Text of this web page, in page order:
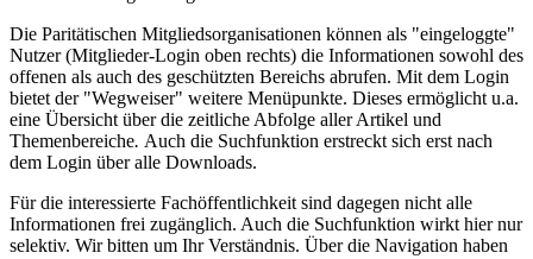
Die Paritätischen Mitgliedsorganisationen können als "eingeloggte"
Nutzer (Mitglieder-Login oben rechts) die Informationen sowohl des
offenen als auch des geschützten Bereichs abrufen. Mit dem Login
bietet der "Wegweiser" weitere Menüpunkte. Dieses ermöglicht u.a.
eine Übersicht über die zeitliche Abfolge aller Artikel und
Themenbereiche. Auch die Suchfunktion erstreckt sich erst nach
dem Login über alle Downloads.
Für die interessierte Fachöffentlichkeit sind dagegen nicht alle
Informationen frei zugänglich. Auch die Suchfunktion wirkt hier nur
selektiv. Wir bitten um Ihr Verständnis. Über die Navigation haben